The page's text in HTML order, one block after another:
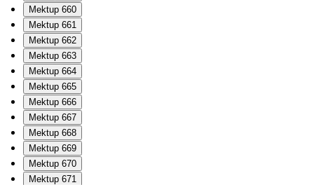
Mektup 660
Mektup 661
Mektup 662
Mektup 663
Mektup 664
Mektup 665
Mektup 666
Mektup 667
Mektup 668
Mektup 669
Mektup 670
Mektup 671